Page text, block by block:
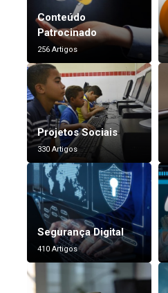
Conteúdo
Patrocinado
256 Artigos
Projetos Sociais
330 Artigos
Segurança Digital
410 Artigos